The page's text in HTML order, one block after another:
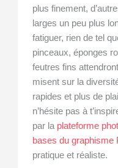
plus finement,
larges un peu plus
fatiguer, rien de tel
pinceaux, éponges
feutres fins
misent sur la
rapides et plus de
n’hésite pas à
par la plateforme
bases du graphisme
pratique et réaliste.